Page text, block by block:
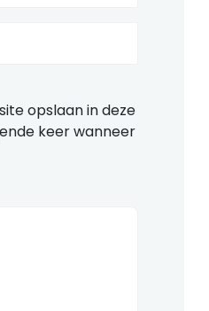
opslaan in deze
keer wanneer